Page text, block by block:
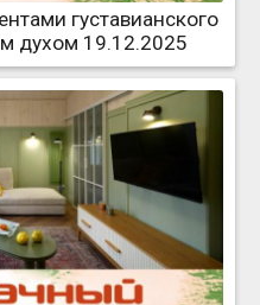
густавианского
духом 19.12.2025